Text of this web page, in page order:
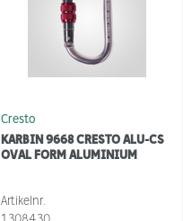
Cresto
KARBIN 9668 CRESTO ALU-CS
OVAL FORM ALUMINIUM
Artikelnr.